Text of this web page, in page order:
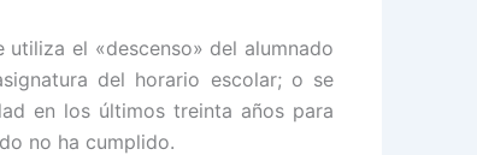
el «descenso» del alumnado
del horario escolar; o se
en los últimos treinta años para
no ha cumplido.